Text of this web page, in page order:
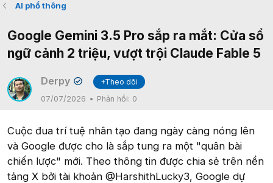
AI phổ thông
Google Gemini 3.5 Pro sắp ra mắt: Cửa sổ
ngữ cảnh 2 triệu, vượt trội Claude Fable 5
Derpy ✔
+Theo dõi
07/07/2026
Phản hồi: 0
Cuộc đua trí tuệ nhân tạo đang ngày càng nóng lên
và Google được cho là sắp tung ra một "quân bài
chiến lược" mới. Theo thông tin được chia sẻ trên nền
tảng X bởi tài khoản @HarshithLucky3, Google dự